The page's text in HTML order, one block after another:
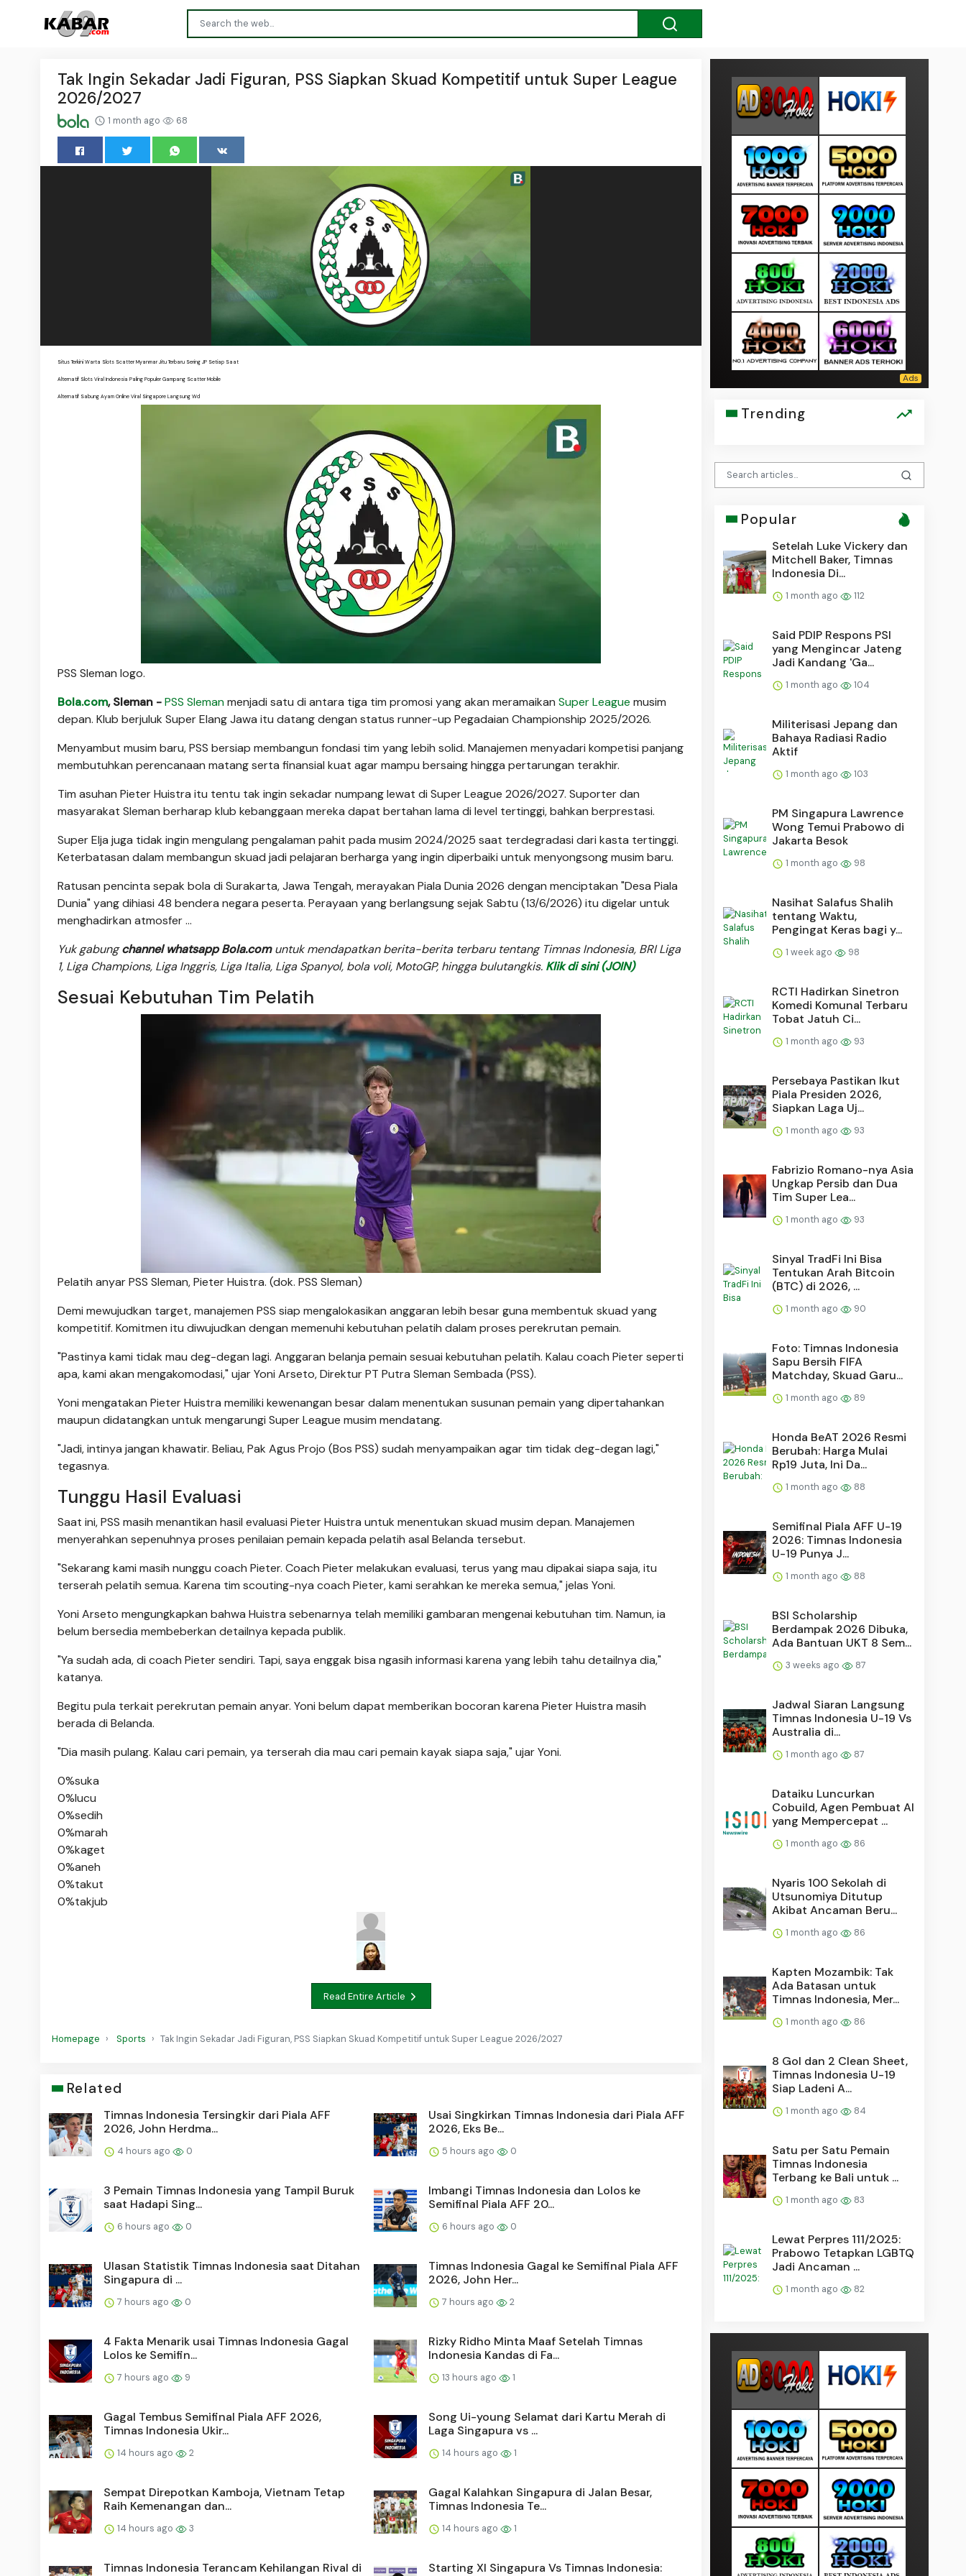
Tak Ingin Sekadar Jadi Figuran, PSS Siapkan Skuad Kompetitif untuk Super League
2026/2027
1 month ago 68
Situs Terkini Warta Slots Scatter Myanmar Jitu Terbaru Sering JP Setiap Saat
Alternatif Slots Viral Indonesia Paling Populer Gampang Scatter Mobile
Alternatif Sabung Ayam Online Viral Singapore Langsung Wd
PSS Sleman logo.
Bola.com, Sleman -PSS Slemanmenjadi satu di antara tiga tim promosi yang akan meramaikan Super League musim
depan. Klub berjuluk Super Elang Jawa itu datang dengan status runner-up Pegadaian Championship 2025/2026.
Menyambut musim baru, PSS bersiap membangun fondasi tim yang lebih solid. Manajemen menyadari kompetisi panjang
membutuhkan perencanaan matang serta finansial kuat agar mampu bersaing hingga pertarungan terakhir.
Tim asuhan Pieter Huistra itu tentu tak ingin sekadar numpang lewat di Super League 2026/2027. Suporter dan
masyarakat Sleman berharap klub kebanggaan mereka dapat bertahan lama di level tertinggi, bahkan berprestasi.
Super Elja juga tidak ingin mengulang pengalaman pahit pada musim 2024/2025 saat terdegradasi dari kasta tertinggi.
Keterbatasan dalam membangun skuad jadi pelajaran berharga yang ingin diperbaiki untuk menyongsong musim baru.
Ratusan pencinta sepak bola di Surakarta, Jawa Tengah, merayakan Piala Dunia 2026 dengan menciptakan "Desa Piala
Dunia" yang dihiasi 48 bendera negara peserta. Perayaan yang berlangsung sejak Sabtu (13/6/2026) itu digelar untuk
menghadirkan atmosfer ...
Yuk gabungchannel whatsapp Bola.comuntuk mendapatkan berita-berita terbaru tentang Timnas Indonesia, BRI Liga
1, Liga Champions, Liga Inggris, Liga Italia, Liga Spanyol, bola voli, MotoGP, hingga bulutangkis. Klik di sini (JOIN)
Sesuai Kebutuhan Tim Pelatih
Pelatih anyar PSS Sleman, Pieter Huistra. (dok. PSS Sleman)
Demi mewujudkan target, manajemen PSS siap mengalokasikan anggaran lebih besar guna membentuk skuad yang
kompetitif. Komitmen itu diwujudkan dengan memenuhi kebutuhan pelatih dalam proses perekrutan pemain.
"Pastinya kami tidak mau deg-degan lagi. Anggaran belanja pemain sesuai kebutuhan pelatih. Kalau coach Pieter seperti
apa, kami akan mengakomodasi," ujar Yoni Arseto, Direktur PT Putra Sleman Sembada (PSS).
Yoni mengatakan Pieter Huistra memiliki kewenangan besar dalam menentukan susunan pemain yang dipertahankan
maupun didatangkan untuk mengarungi Super League musim mendatang.
"Jadi, intinya jangan khawatir. Beliau, Pak Agus Projo (Bos PSS) sudah menyampaikan agar tim tidak deg-degan lagi,"
tegasnya.
Tunggu Hasil Evaluasi
Saat ini, PSS masih menantikan hasil evaluasi Pieter Huistra untuk menentukan skuad musim depan. Manajemen
menyerahkan sepenuhnya proses penilaian pemain kepada pelatih asal Belanda tersebut.
"Sekarang kami masih nunggu coach Pieter. Coach Pieter melakukan evaluasi, terus yang mau dipakai siapa saja, itu
terserah pelatih semua. Karena tim scouting-nya coach Pieter, kami serahkan ke mereka semua," jelas Yoni.
Yoni Arseto mengungkapkan bahwa Huistra sebenarnya telah memiliki gambaran mengenai kebutuhan tim. Namun, ia
belum bersedia membeberkan detailnya kepada publik.
"Ya sudah ada, di coach Pieter sendiri. Tapi, saya enggak bisa ngasih informasi karena yang lebih tahu detailnya dia,"
katanya.
Begitu pula terkait perekrutan pemain anyar. Yoni belum dapat memberikan bocoran karena Pieter Huistra masih
berada di Belanda.
"Dia masih pulang. Kalau cari pemain, ya terserah dia mau cari pemain kayak siapa saja," ujar Yoni.
0%suka
0%lucu
0%sedih
0%marah
0%kaget
0%aneh
0%takut
0%takjub
Read Entire Article
Homepage Sports Tak Ingin Sekadar Jadi Figuran, PSS Siapkan Skuad Kompetitif untuk Super League 2026/2027
Related
Timnas Indonesia Tersingkir dari Piala AFF
2026, John Herdma...
4 hours ago 0
Usai Singkirkan Timnas Indonesia dari Piala AFF
2026, Eks Be...
5 hours ago 0
3 Pemain Timnas Indonesia yang Tampil Buruk
saat Hadapi Sing...
6 hours ago 0
Imbangi Timnas Indonesia dan Lolos ke
Semifinal Piala AFF 20...
6 hours ago 0
Ulasan Statistik Timnas Indonesia saat Ditahan
Singapura di ...
7 hours ago 0
Timnas Indonesia Gagal ke Semifinal Piala AFF
2026, John Her...
7 hours ago 2
4 Fakta Menarik usai Timnas Indonesia Gagal
Lolos ke Semifin...
7 hours ago 9
Rizky Ridho Minta Maaf Setelah Timnas
Indonesia Kandas di Fa...
13 hours ago 1
Gagal Tembus Semifinal Piala AFF 2026,
Timnas Indonesia Ukir...
14 hours ago 2
Song Ui-young Selamat dari Kartu Merah di
Laga Singapura vs ...
14 hours ago 1
Sempat Direpotkan Kamboja, Vietnam Tetap
Raih Kemenangan dan...
14 hours ago 3
Gagal Kalahkan Singapura di Jalan Besar,
Timnas Indonesia Te...
14 hours ago 1
Timnas Indonesia Terancam Kehilangan Rival di
Starting XI Singapura Vs Timnas Indonesia:
Trending
Popular
Setelah Luke Vickery dan
Mitchell Baker, Timnas
Indonesia Di...
1 month ago 112
Said PDIP Respons PSI
yang Mengincar Jateng
Jadi Kandang 'Ga...
1 month ago 104
Militerisasi Jepang dan
Bahaya Radiasi Radio
Aktif
1 month ago 103
PM Singapura Lawrence
Wong Temui Prabowo di
Jakarta Besok
1 month ago 98
Nasihat Salafus Shalih
tentang Waktu,
Pengingat Keras bagi y...
1 week ago 98
RCTI Hadirkan Sinetron
Komedi Komunal Terbaru
Tobat Jatuh Ci...
1 month ago 93
Persebaya Pastikan Ikut
Piala Presiden 2026,
Siapkan Laga Uj...
1 month ago 93
Fabrizio Romano-nya Asia
Ungkap Persib dan Dua
Tim Super Lea...
1 month ago 93
Sinyal TradFi Ini Bisa
Tentukan Arah Bitcoin
(BTC) di 2026, ...
1 month ago 90
Foto: Timnas Indonesia
Sapu Bersih FIFA
Matchday, Skuad Garu...
1 month ago 89
Honda BeAT 2026 Resmi
Berubah: Harga Mulai
Rp19 Juta, Ini Da...
1 month ago 88
Semifinal Piala AFF U-19
2026: Timnas Indonesia
U-19 Punya J...
1 month ago 88
BSI Scholarship
Berdampak 2026 Dibuka,
Ada Bantuan UKT 8 Sem...
3 weeks ago 87
Jadwal Siaran Langsung
Timnas Indonesia U-19 Vs
Australia di...
1 month ago 87
Dataiku Luncurkan
Cobuild, Agen Pembuat AI
yang Mempercepat ...
1 month ago 86
Nyaris 100 Sekolah di
Utsunomiya Ditutup
Akibat Ancaman Beru...
1 month ago 86
Kapten Mozambik: Tak
Ada Batasan untuk
Timnas Indonesia, Mer...
1 month ago 86
8 Gol dan 2 Clean Sheet,
Timnas Indonesia U-19
Siap Ladeni A...
1 month ago 84
Satu per Satu Pemain
Timnas Indonesia
Terbang ke Bali untuk ...
1 month ago 83
Lewat Perpres 111/2025:
Prabowo Tetapkan LGBTQ
Jadi Ancaman ...
1 month ago 82